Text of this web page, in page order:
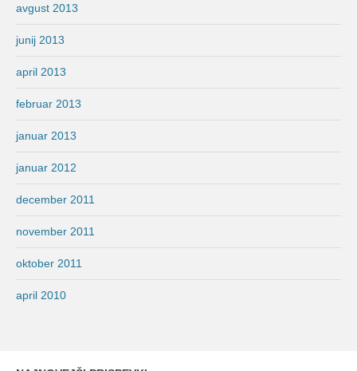
avgust 2013
junij 2013
april 2013
februar 2013
januar 2013
januar 2012
december 2011
november 2011
oktober 2011
april 2010